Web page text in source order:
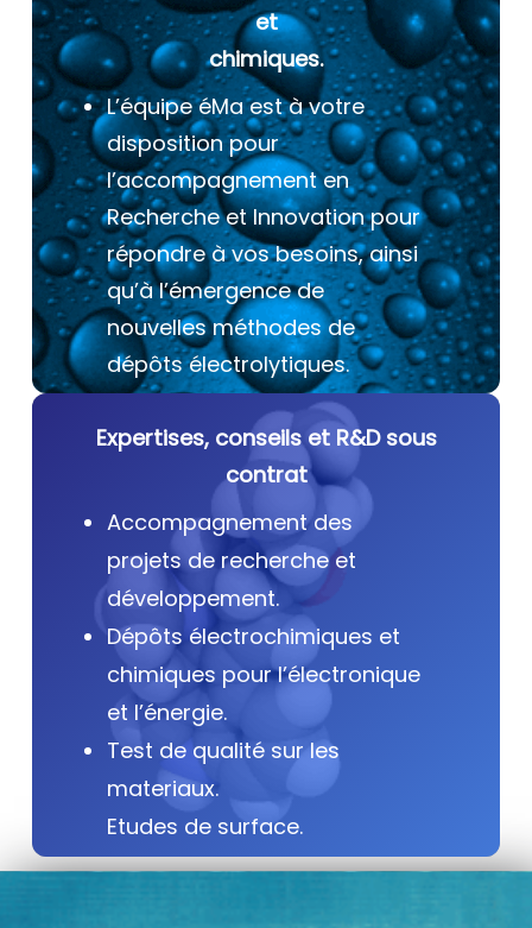
et
chimiques.
L’équipe éMa est à votre
disposition pour
l’accompagnement en
Recherche et Innovation pour
répondre à vos besoins, ainsi
qu’à l’émergence de
nouvelles méthodes de
dépôts électrolytiques.
Expertises, conseils et R&D sous
contrat
Accompagnement des
projets de recherche et
développement.
Dépôts électrochimiques et
chimiques pour l’électronique
et l’énergie.
Test de qualité sur les
materiaux.
Etudes de surface.